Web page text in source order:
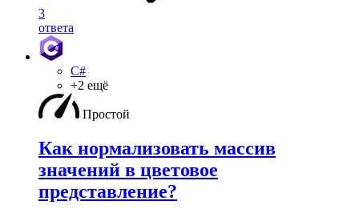
3
ответа
C#
+2 ещё
Простой
Как нормализовать массив
значений в цветовое
представление?